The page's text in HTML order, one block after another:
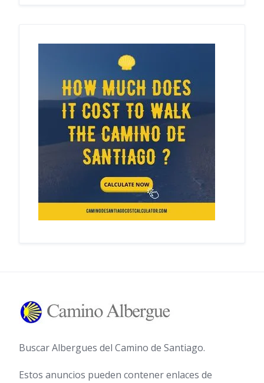
Buscar Albergues del Camino de Santiago.
Estos anuncios pueden contener enlaces de